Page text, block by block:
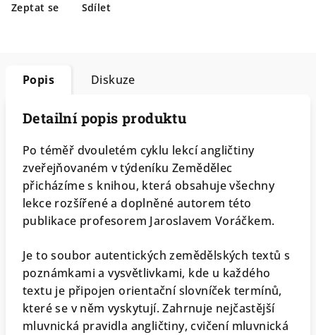
Zeptat se Sdílet
Popis Diskuze
Detailní popis produktu
Po téměř dvouletém cyklu lekcí angličtiny
zveřejňovaném v týdeníku Zemědělec
přicházíme s knihou, která obsahuje všechny
lekce rozšířené a doplněné autorem této
publikace profesorem Jaroslavem Voráčkem.
Je to soubor autentických zemědělských textů s
poznámkami a vysvětlivkami, kde u každého
textu je připojen orientační slovníček termínů,
které se v něm vyskytují. Zahrnuje nejčastější
mluvnická pravidla angličtiny, cvičení mluvnická